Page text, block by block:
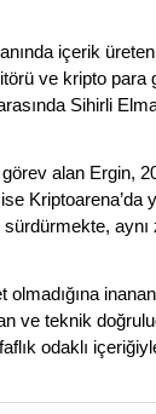
içerik
ve kripto para
Sihirli
alan Ergin,
Kriptoarena’da
ve teknik
odaklı